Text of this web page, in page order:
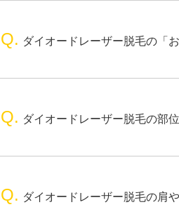
Q. ダイオードレーザー脱毛の「
Q. ダイオードレーザー脱毛の部
Q. ダイオードレーザー脱毛の肩